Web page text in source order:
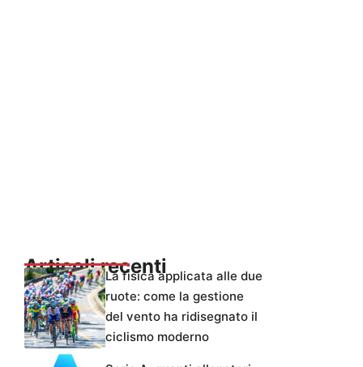
Articoli recentiLa fisica applicata alle due
ruote: come la gestione
del vento ha ridisegnato il
ciclismo moderno